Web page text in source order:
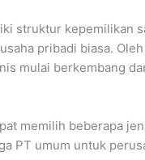
struktur kepemilikan
pribadi biasa.
mulai berkembang
memilih beberapa
PT umum untuk